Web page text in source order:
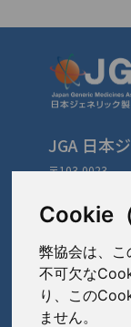
Cookie
弊協会は、
不可欠な
り、この
ません。
JGA 日本
〒103-0023
TEL: 03-3279-
会員会社（あ〜
あゆ
会員会社（た〜は